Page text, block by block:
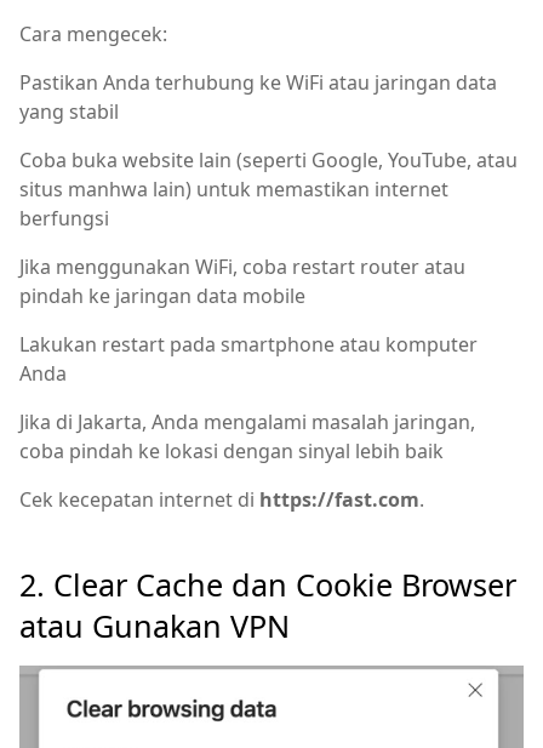
Cara mengecek:
Pastikan Anda terhubung ke WiFi atau jaringan data
yang stabil
Coba buka website lain (seperti Google, YouTube, atau
situs manhwa lain) untuk memastikan internet
berfungsi
Jika menggunakan WiFi, coba restart router atau
pindah ke jaringan data mobile
Lakukan restart pada smartphone atau komputer
Anda
Jika di Jakarta, Anda mengalami masalah jaringan,
coba pindah ke lokasi dengan sinyal lebih baik
Cek kecepatan internet di https://fast.com.
2. Clear Cache dan Cookie Browser
atau Gunakan VPN